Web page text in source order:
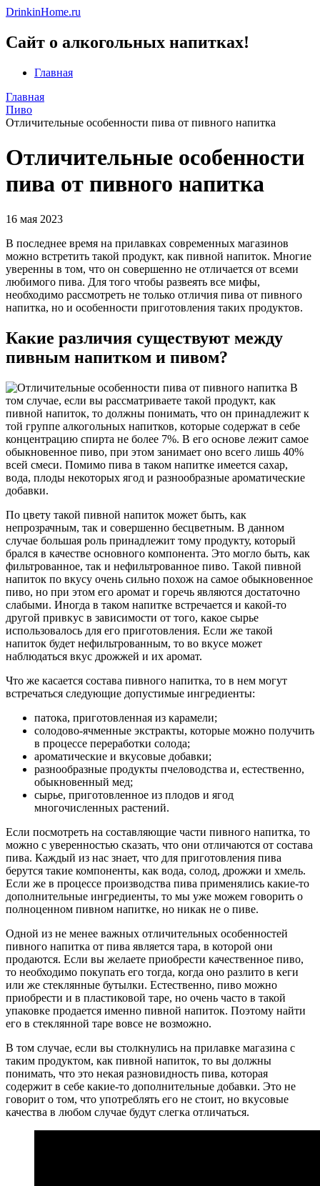
DrinkinHome.ru
Сайт о алкогольных напитках!
Главная
Главная
Пиво
Отличительные особенности пива от пивного напитка
Отличительные особенности
пива от пивного напитка
16 мая 2023
В последнее время на прилавках современных магазинов
можно встретить такой продукт, как пивной напиток. Многие
уверенны в том, что он совершенно не отличается от всеми
любимого пива. Для того чтобы развеять все мифы,
необходимо рассмотреть не только отличия пива от пивного
напитка, но и особенности приготовления таких продуктов.
Какие различия существуют между
пивным напитком и пивом?
В
том случае, если вы рассматриваете такой продукт, как
пивной напиток, то должны понимать, что он принадлежит к
той группе алкогольных напитков, которые содержат в себе
концентрацию спирта не более 7%. В его основе лежит самое
обыкновенное пиво, при этом занимает оно всего лишь 40%
всей смеси. Помимо пива в таком напитке имеется сахар,
вода, плоды некоторых ягод и разнообразные ароматические
добавки.
По цвету такой пивной напиток может быть, как
непрозрачным, так и совершенно бесцветным. В данном
случае большая роль принадлежит тому продукту, который
брался в качестве основного компонента. Это могло быть, как
фильтрованное, так и нефильтрованное пиво. Такой пивной
напиток по вкусу очень сильно похож на самое обыкновенное
пиво, но при этом его аромат и горечь являются достаточно
слабыми. Иногда в таком напитке встречается и какой-то
другой привкус в зависимости от того, какое сырье
использовалось для его приготовления. Если же такой
напиток будет нефильтрованным, то во вкусе может
наблюдаться вкус дрожжей и их аромат.
Что же касается состава пивного напитка, то в нем могут
встречаться следующие допустимые ингредиенты:
патока, приготовленная из карамели;
солодово-ячменные экстракты, которые можно получить
в процессе переработки солода;
ароматические и вкусовые добавки;
разнообразные продукты пчеловодства и, естественно,
обыкновенный мед;
сырье, приготовленное из плодов и ягод
многочисленных растений.
Если посмотреть на составляющие части пивного напитка, то
можно с уверенностью сказать, что они отличаются от состава
пива. Каждый из нас знает, что для приготовления пива
берутся такие компоненты, как вода, солод, дрожжи и хмель.
Если же в процессе производства пива применялись какие-то
дополнительные ингредиенты, то мы уже можем говорить о
полноценном пивном напитке, но никак не о пиве.
Одной из не менее важных отличительных особенностей
пивного напитка от пива является тара, в которой они
продаются. Если вы желаете приобрести качественное пиво,
то необходимо покупать его тогда, когда оно разлито в кеги
или же стеклянные бутылки. Естественно, пиво можно
приобрести и в пластиковой таре, но очень часто в такой
упаковке продается именно пивной напиток. Поэтому найти
его в стеклянной таре вовсе не возможно.
В том случае, если вы столкнулись на прилавке магазина с
таким продуктом, как пивной напиток, то вы должны
понимать, что это некая разновидность пива, которая
содержит в себе какие-то дополнительные добавки. Это не
говорит о том, что употреблять его не стоит, но вкусовые
качества в любом случае будут слегка отличаться.